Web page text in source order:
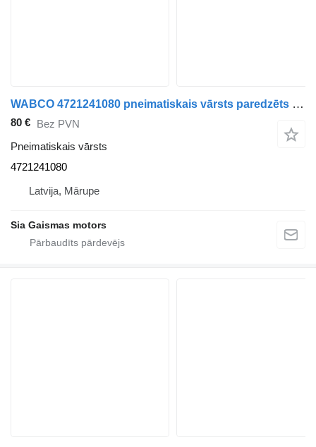
WABCO 4721241080 pneimatiskais vārsts paredzēts autobusa
80 € Bez PVN
Pneimatiskais vārsts
4721241080
Latvija, Mārupe
Sia Gaismas motors